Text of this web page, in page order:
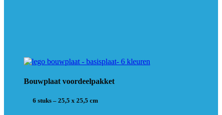
Bouwplaat voordeelpakket
6 stuks – 25,5 x 25,5 cm